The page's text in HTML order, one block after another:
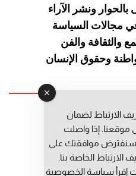
بالحوار ونشر الآراء
في مجالات السياسة
والثقافة والفن
وحقوق الإنسان
الرحيم التوراني
المعطي قبال
فاطمة حوحو
الارتباط لضمان
إذا واصلت
موافقتك على
الخاصة بنا.
إقرأ سياسة الخصوصية